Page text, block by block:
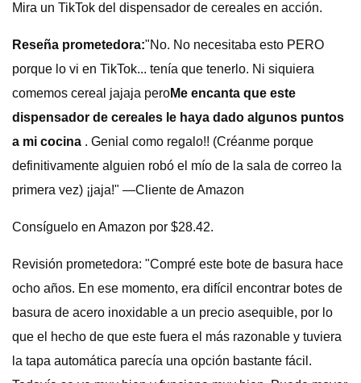
Mira un TikTok del dispensador de cereales en acción.
Reseña prometedora:"No. No necesitaba esto PERO
porque lo vi en TikTok... tenía que tenerlo. Ni siquiera
comemos cereal jajaja peroMe encanta que este
dispensador de cereales le haya dado algunos puntos
a mi cocina . Genial como regalo!! (Créanme porque
definitivamente alguien robó el mío de la sala de correo la
primera vez) ¡jaja!" —Cliente de Amazon
Consíguelo en Amazon por $28.42.
Revisión prometedora: "Compré este bote de basura hace
ocho años. En ese momento, era difícil encontrar botes de
basura de acero inoxidable a un precio asequible, por lo
que el hecho de que este fuera el más razonable y tuviera
la tapa automática parecía una opción bastante fácil.